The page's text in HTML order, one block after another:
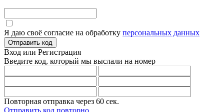
Я даю своё согласие на обработку персональных данных
Отправить код
Вход или Регистрация
Введите код, который мы выслали на номер
Повторная отправка через 60 сек.
Отправить код повторно